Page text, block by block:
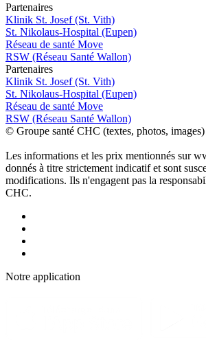
Partenaires
Klinik St. Josef (St. Vith)
St. Nikolaus-Hospital (Eupen)
Réseau de santé Move
RSW (Réseau Santé Wallon)
Partenaires
Klinik St. Josef (St. Vith)
St. Nikolaus-Hospital (Eupen)
Réseau de santé Move
RSW (Réseau Santé Wallon)
© Groupe santé CHC (textes, photos, images)
Les informations et les prix mentionnés sur
donnés à titre strictement indicatif et sont
modifications. Ils n'engagent pas la
CHC.
Notre application